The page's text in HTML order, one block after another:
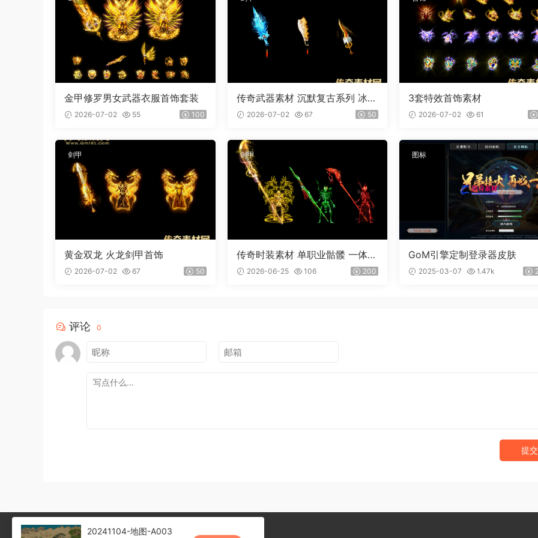
金甲修罗男女武器衣服首饰套装
2026-07-02 55 100
传奇武器素材 沉默复古系列 冰魄
屠刀 内外观齐全 PNG素材 3把
2026-07-02 67 50
3套特效首饰素材
2026-07-02 61
剑甲
黄金双龙 火龙剑甲首饰
2026-07-02 67 50
剑甲
传奇时装素材 单职业骷髅 一体时
装 2026-06-25 106 200
图标
GoM引擎定制登录器皮肤
2025-03-07 1.47k
评论 0
提交
20241104-地图-A003